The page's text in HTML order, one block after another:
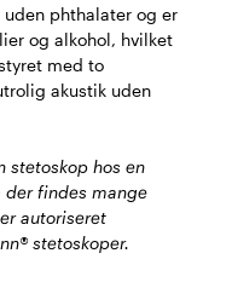
phthalater og er
og alkohol, hvilket
med to
akustik uden
stetoskop hos en
der findes mange
autoriseret
stetoskoper.